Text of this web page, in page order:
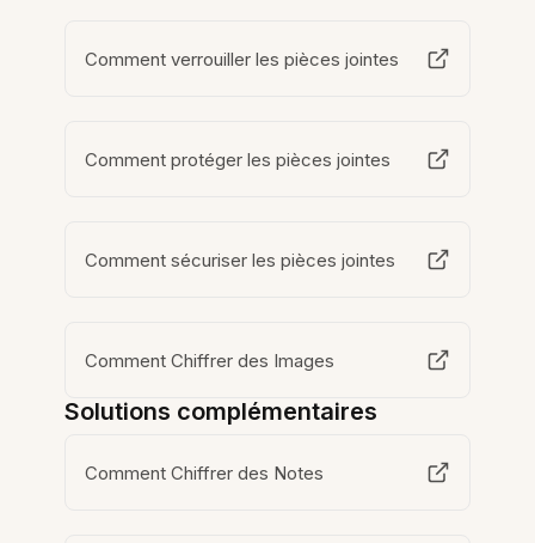
Comment verrouiller les pièces jointes
Comment protéger les pièces jointes
Comment sécuriser les pièces jointes
Comment Chiffrer des Images
Solutions complémentaires
Comment Chiffrer des Notes